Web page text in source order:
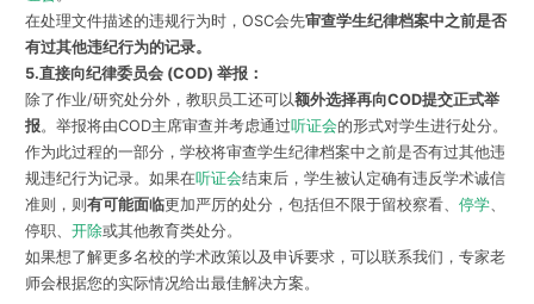
在处理文件描述的违规行为时，OSC会先审查学生纪律档案中之前是否
有过其他违纪行为的记录。
5.直接向纪律委员会 (COD) 举报：
除了作业/研究处分外，教职员工还可以额外选择再向COD提交正式举
报。举报将由COD主席审查并考虑通过听证会的形式对学生进行处分。
作为此过程的一部分，学校将审查学生纪律档案中之前是否有过其他违
规违纪行为记录。如果在听证会结束后，学生被认定确有违反学术诚信
准则，则 有可能面临更加严厉的处分，包括但不限于留校察看、 停学、
停职、 开除或其他教育类处分。
如果想了解更多名校的学术政策以及申诉要求，可以联系我们，专家老
师会根据您的实际情况给出最佳解决方案。